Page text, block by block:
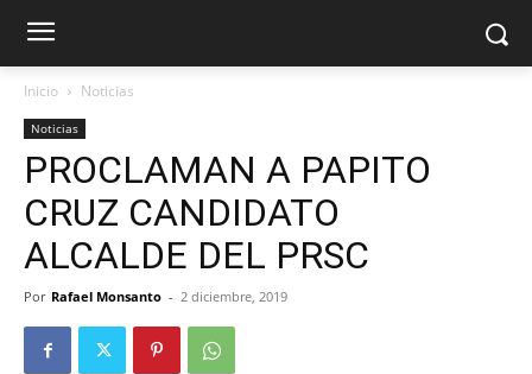
Inicio Noticias
Noticias
PROCLAMAN A PAPITO
CRUZ CANDIDATO
ALCALDE DEL PRSC
Por Rafael Monsanto - 2 diciembre, 2019